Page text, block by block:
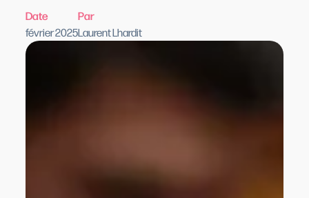
Date
février 2025
Par
Laurent Lhardit